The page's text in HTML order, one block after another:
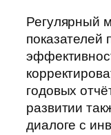
Регулярный
показателей
годовых
развитии
диалоге с